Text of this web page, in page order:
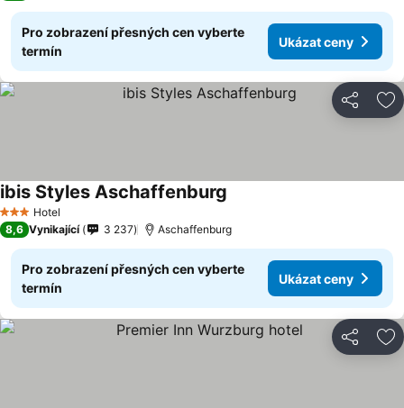
Pro zobrazení přesných cen vyberte
termín
Ukázat ceny
Sdílet
3 Počet hvězdiček
Hotel
ibis Styles Aschaffenburg
8,6 Vynikající 3 237 Aschaffenburg
Pro zobrazení přesných cen vyberte
termín
Ukázat ceny
Sdílet